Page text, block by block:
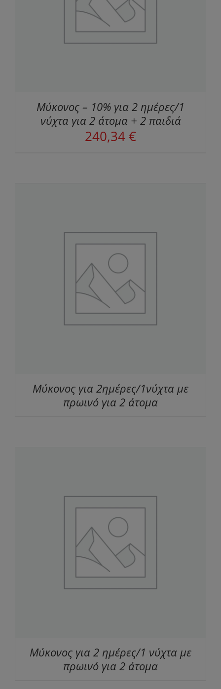
Μύκονος – 10% για 2 ημέρες/1
νύχτα για 2 άτομα + 2 παιδιά
240,34€
Μύκονος για 2ημέρες/1νύχτα με
πρωινό για 2 άτομα
Μύκονος για 2 ημέρες/1 νύχτα με
πρωινό για 2 άτομα